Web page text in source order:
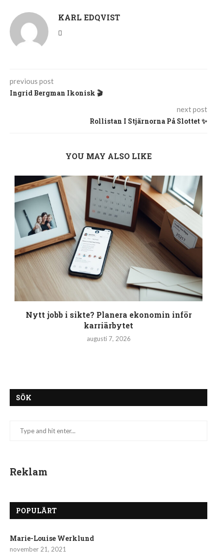
KARL EDQVIST
previous post
Ingrid Bergman Ikonisk 🎬
next post
Rollistan I Stjärnorna På Slottet ✨
YOU MAY ALSO LIKE
Nytt jobb i sikte? Planera ekonomin inför
karriärbytet
augusti 7, 2026
SÖK
Reklam
POPULÄRT
Marie-Louise Werklund
november 21, 2021